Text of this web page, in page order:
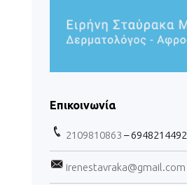
Επικοινωνία
2109810863 – 6948214492
irenestavraka@gmail.com